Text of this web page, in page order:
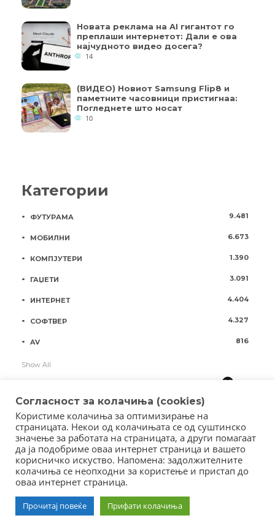
Новата реклама на AI гигантот го
преплаши интернетот: Дали е ова
најчудното видео досега?
14
(ВИДЕО) Новиот Samsung Flip8 и
паметните часовници пристигнаа:
Погледнете што носат
10
Категории
ФУТУРАМА 9.481
МОБИЛНИ 6.673
КОМПЈУТЕРИ 1.390
ГАЏЕТИ 3.091
ИНТЕРНЕТ 4.404
СОФТВЕР 4.327
AV 816
Show All
Copyright © 2018 - Member of IAB Macedonia
Member of Clip Media Group / 2017
Согласност за колачиња (cookies)
Користиме колачиња за оптимизирање на
страницата. Некои од колачињата се од суштинско
значење за работата на страницата, а други помагаат
да ја подобриме оваа интернет страница и вашето
корисничко искуство. Напомена: задолжителните
колачиња се неопходни за користење и пристап до
оваа интернет страница.
Прочитај повеќе Прифати колачиња